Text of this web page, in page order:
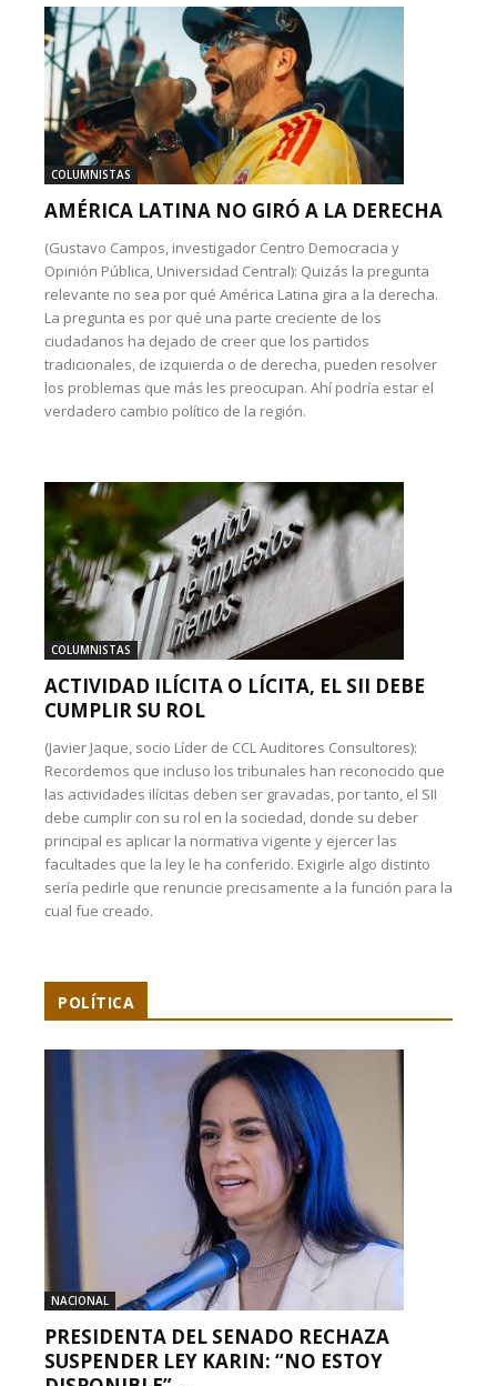
COLUMNISTAS
AMÉRICA LATINA NO GIRÓ A LA DERECHA
(Gustavo Campos, investigador Centro Democracia y
Opinión Pública, Universidad Central): Quizás la pregunta
relevante no sea por qué América Latina gira a la derecha.
La pregunta es por qué una parte creciente de los
ciudadanos ha dejado de creer que los partidos
tradicionales, de izquierda o de derecha, pueden resolver
los problemas que más les preocupan. Ahí podría estar el
verdadero cambio político de la región.
COLUMNISTAS
ACTIVIDAD ILÍCITA O LÍCITA, EL SII DEBE
CUMPLIR SU ROL
(Javier Jaque, socio Líder de CCL Auditores Consultores):
Recordemos que incluso los tribunales han reconocido que
las actividades ilícitas deben ser gravadas, por tanto, el SII
debe cumplir con su rol en la sociedad, donde su deber
principal es aplicar la normativa vigente y ejercer las
facultades que la ley le ha conferido. Exigirle algo distinto
sería pedirle que renuncie precisamente a la función para la
cual fue creado.
POLÍTICA
NACIONAL
PRESIDENTA DEL SENADO RECHAZA
SUSPENDER LEY KARIN: “NO ESTOY